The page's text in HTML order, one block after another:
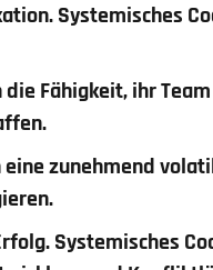
Systemisches
Fähigkeit, ihr
zunehmend
Systemisches